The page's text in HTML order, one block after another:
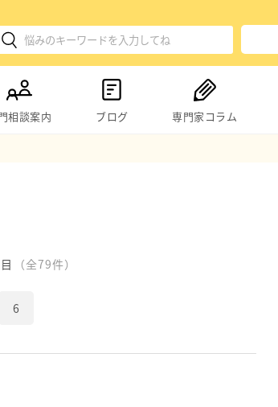
相談案内 ブログ 専門家コラム
（全79件）
6